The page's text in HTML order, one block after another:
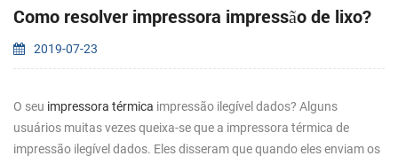
Como resolver impressora impressão de lixo?
2019-07-23
O seu impressora térmica impressão ilegível dados? Alguns
usuários muitas vezes queixa-se que a impressora térmica de
impressão ilegível dados. Eles disseram que quando eles enviam os